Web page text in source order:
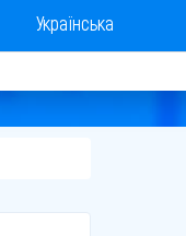
Українська